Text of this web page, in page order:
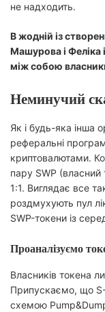
не надходить.
В жодній із
Машурова і Феліка
між собою
Неминучий
Як і будь-яка інша
реферальні
криптовалютами.
пару SWP (власний
1:1. Виглядає все
роздмухують пул
SWP-токени із
Проаналізуємо
Власників токена
Припускаємо, що
схемою